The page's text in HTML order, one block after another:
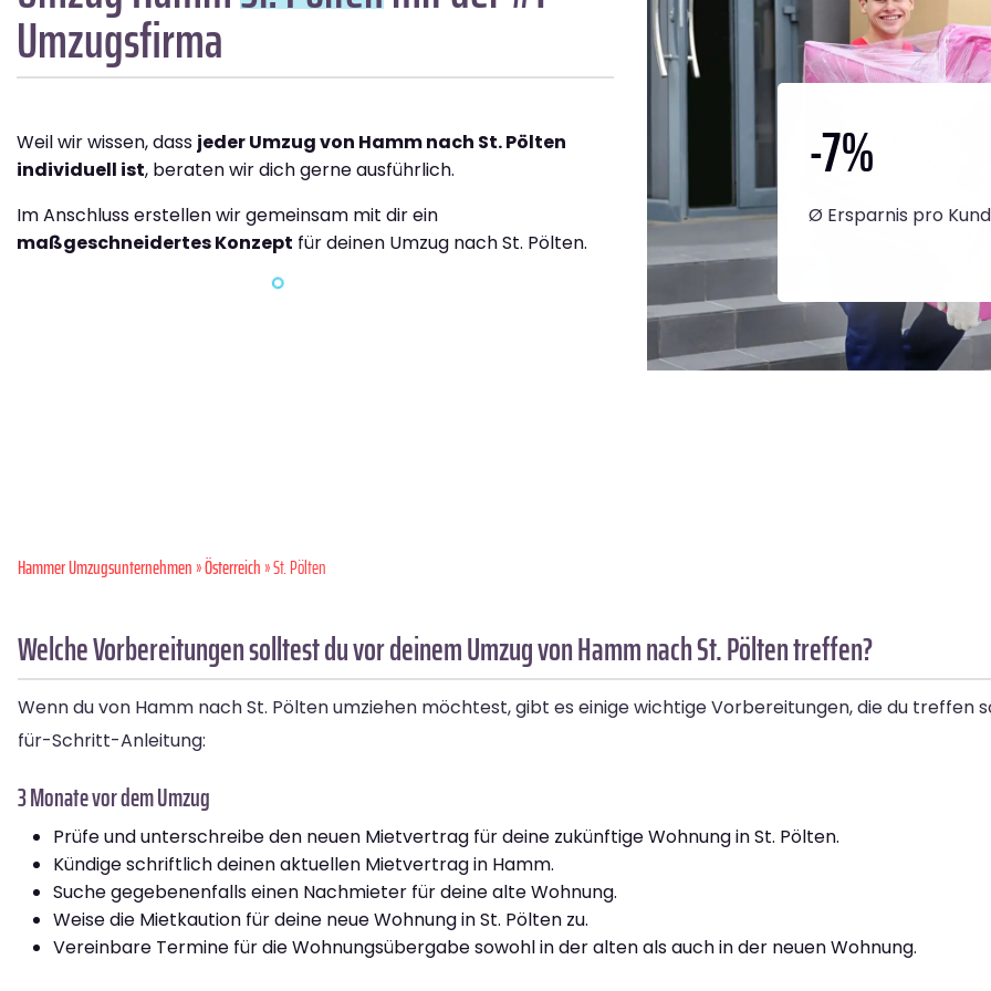
Umzugsfirma
Weil wir wissen, dass jeder Umzug von Hamm nach St. Pölten
individuell ist, beraten wir dich gerne ausführlich.
Im Anschluss erstellen wir gemeinsam mit dir ein
maßgeschneidertes Konzept für deinen Umzug nach St. Pölten.
-7%
Ø Ersparnis pro
Hammer Umzugsunternehmen»Österreich» St. Pölten
Welche Vorbereitungen solltest du vor deinem Umzug von Hamm nach St. Pölten treffen?
Wenn du von Hamm nach St. Pölten umziehen möchtest, gibt es einige wichtige Vorbereitungen, die du treffen
für-Schritt-Anleitung:
3 Monate vor dem Umzug
Prüfe und unterschreibe den neuen Mietvertrag für deine zukünftige Wohnung in St. Pölten.
Kündige schriftlich deinen aktuellen Mietvertrag in Hamm.
Suche gegebenenfalls einen Nachmieter für deine alte Wohnung.
Weise die Mietkaution für deine neue Wohnung in St. Pölten zu.
Vereinbare Termine für die Wohnungsübergabe sowohl in der alten als auch in der neuen Wohnung.